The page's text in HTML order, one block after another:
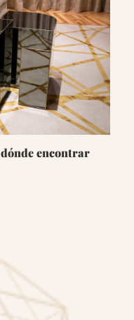
encontrar